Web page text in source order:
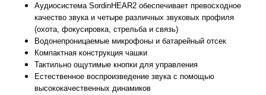
Аудиосистема SordinHEAR2 обеспечивает превосходное
качество звука и четыре различных звуковых профиля
(охота, фокусировка, стрельба и связь)
Водонепроницаемые микрофоны и батарейный отсек
Компактная конструкция чашки
Тактильно ощутимые кнопки для управления
Естественное воспроизведение звука с помощью
высококачественных динамиков